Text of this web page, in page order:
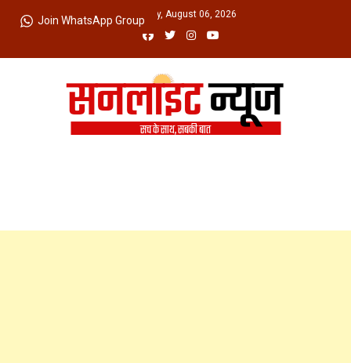
Thursday, August 06, 2026
Join WhatsApp Group